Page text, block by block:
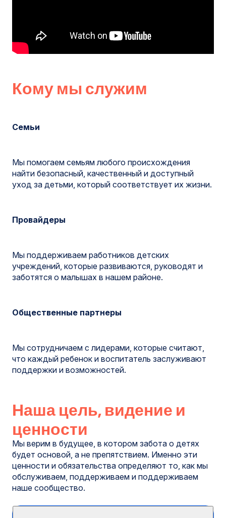
Кому мы служим
Семьи
Мы помогаем семьям любого происхождения
найти безопасный, качественный и доступный
уход за детьми, который соответствует их жизни.
Провайдеры
Мы поддерживаем работников детских
учреждений, которые развиваются, руководят и
заботятся о малышах в нашем районе.
Общественные партнеры
Мы сотрудничаем с лидерами, которые считают,
что каждый ребенок и воспитатель заслуживают
поддержки и возможностей.
Наша цель, видение и
ценности
Мы верим в будущее, в котором забота о детях
будет основой, а не препятствием. Именно эти
ценности и обязательства определяют то, как мы
обслуживаем, поддерживаем и поддерживаем
наше сообщество.